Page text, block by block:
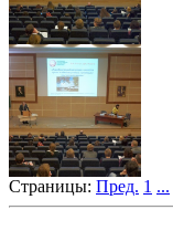
Страницы: Пред. 1 ...